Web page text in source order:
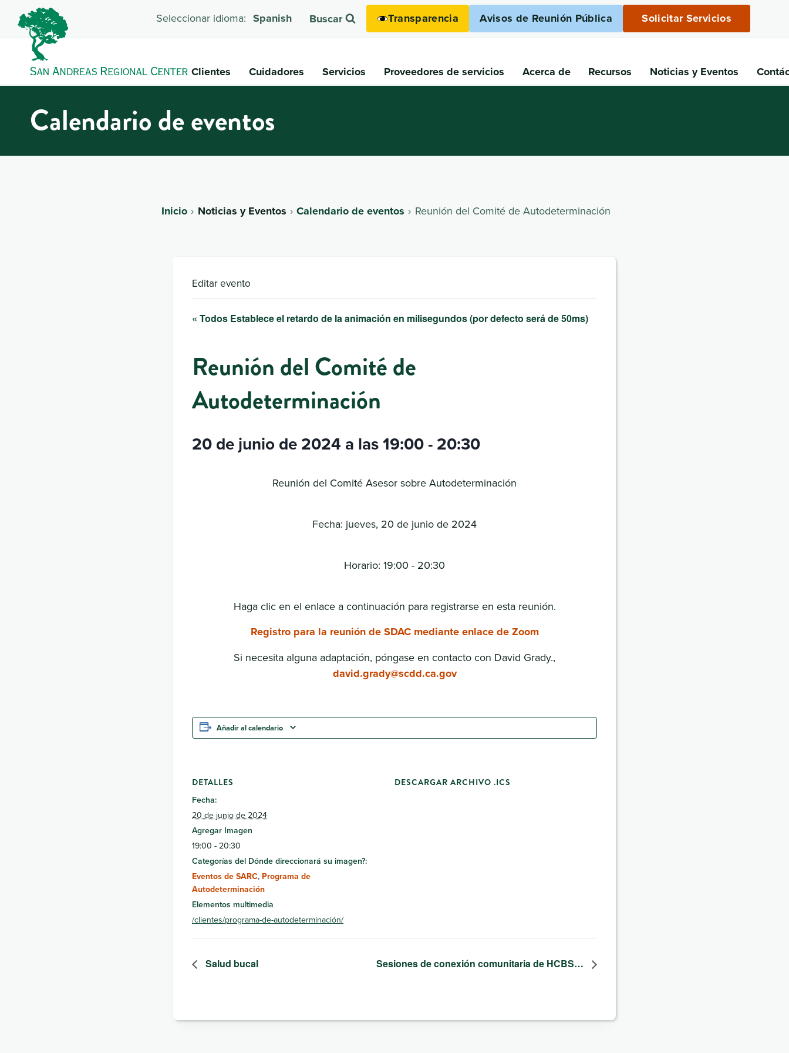
Seleccionar idioma: Spanish Buscar Transparencia Avisos de Reunión Pública Solicitar Servicios
Clientes Cuidadores Servicios Proveedores de servicios Acerca de Recursos Noticias y Eventos
Calendario de eventos
Inicio Noticias y Eventos Calendario de eventos Reunión del Comité de Autodeterminación
Editar evento
« Todos Establece el retardo de la animación en milisegundos (por defecto será de 50ms)
Reunión del Comité de
Autodeterminación
20 de junio de 2024 a las 19:00- 20:30
Reunión del Comité Asesor sobre Autodeterminación
Fecha: jueves, 20 de junio de 2024
Horario: 19:00 - 20:30
Haga clic en el enlace a continuación para registrarse en esta reunión.
Registro para la reunión de SDAC mediante enlace de Zoom
Si necesita alguna adaptación, póngase en contacto con David Grady.,
david.grady@scdd.ca.gov
Añadir al calendario
DETALLES
Fecha:
20 de junio de 2024
Agregar Imagen
19:00 - 20:30
Categorías del Dónde direccionará su imagen?:
Eventos de SARC, Programa de
Autodeterminación
Elementos multimedia
/clientes/programa-de-autodeterminación/
DESCARGAR ARCHIVO .ICS
Salud bucal Sesiones de conexión comunitaria de HCBS…